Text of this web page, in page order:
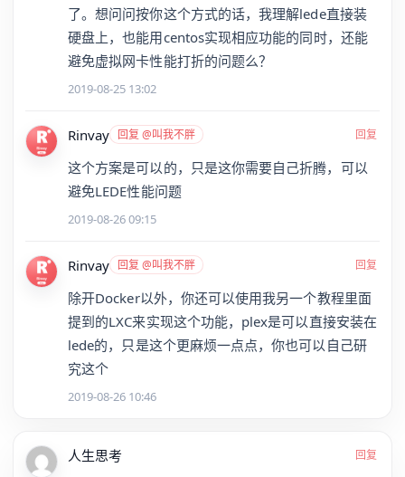
了。想问问按你这个方式的话，我理解lede直接装
硬盘上，也能用centos实现相应功能的同时，还能
避免虚拟网卡性能打折的问题么？
2019-08-25 13:02
Rinvay 回复 @叫我不胖 回复
这个方案是可以的，只是这你需要自己折腾，可以
避免LEDE性能问题
2019-08-26 09:15
Rinvay 回复 @叫我不胖 回复
除开Docker以外，你还可以使用我另一个教程里面
提到的LXC来实现这个功能，plex是可以直接安装在
lede的，只是这个更麻烦一点点，你也可以自己研
究这个
2019-08-26 10:46
人生思考 回复